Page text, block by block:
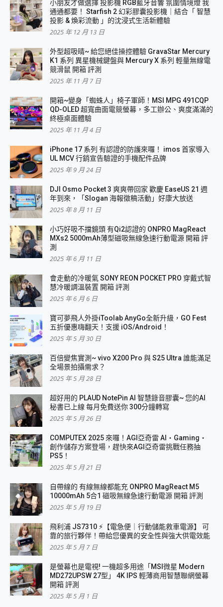
小朋友才做選擇 投影機 RGB藍牙音響 氛圍情境燈 我
通通都要！ Starfish 2 幻彩膠囊投影機｜結合「 智慧
投影 & 煥彩流動 」的沈浸式生活新體驗
2025 年 12 月 13 日
外型超吸晴~ 給您絕佳操控體驗 GravaStar Mercury
K1 系列 異星機械鍵盤與 Mercury X 系列 輕量無線電
競滑鼠 開箱 評測
2025 年 11 月 7 日
開箱~變身「蜘蛛人」椅子軍師！MSI MPG 491CQP
QD-OLED 超寬曲面電競螢幕，多工辦公、爽度滿滿的
終極桌面體驗
2025 年 11 月 4 日
iPhone 17 系列 有認證的防護來囉！ imos 首家導入
UL MCV 行銷宣告驗證的手機配件品牌
2025 年 9 月 24 日
DJI Osmo Pocket 3 爽爽帶回家 歡慶 EaseUS 21 週
年到來，「Slogan 海報徵稿活動」好康大放送
2025 年 8 月 11 日
小巧好吸不擋鏡頭 有Qi2認證的 ONPRO MagReact
MXs2 5000mAh薄型磁吸無線急速行動電源 開箱 評
測
2025 年 6 月 11 日
會走動的冷暖氣 SONY REON POCKET PRO 穿戴式智
慧冷暖調溫裝置 開箱 評測
2025 年 6 月 6 日
寶可夢飛人外掛iToolab AnyGo全新升級，GO Fest
五折優惠嗨翻天！支援 iOS/Android！
2025 年 5 月 30 日
百倍變焦實測~ vivo X200 Pro 與 S25 Ultra 誰能滿足
全場景拍攝需求？
2025 年 5 月 28 日
超好用的 PLAUD NotePin AI 智慧錄音膠囊~ 您的AI
秘書已上線 每月免費送你 300分鐘轉寫
2025 年 5 月 26 日
COMPUTEX 2025 來囉！AGI亞奇雷 AI・Gaming・
創作儲存方案登場，趕快來AGI亞奇雷挑戰任務抽
PS5！
2025 年 5 月 21 日
自帶線的 有線無線都能充 ONPRO MagReact M5
10000mAh 5合1 磁吸無線急速行動電源 開箱 評測
2025 年 5 月 19 日
飛利浦 JS7310 ⚡【電急便｜行動儲能救車電源】 可
靠的旅行夥伴！帶給您優異的安全性與強大供電效能
2025 年 5 月 7 日
是螢幕也是電視! 一機超多用途「MSI微星 Modern
MD272UPSW 27型」 4K IPS 輕薄商用智慧聯網螢幕
開箱 評測
2025 年 5 月 1 日